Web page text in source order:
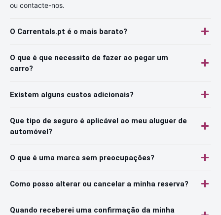
ou contacte-nos.
O Carrentals.pt é o mais barato?
O que é que necessito de fazer ao pegar um
carro?
Existem alguns custos adicionais?
Que tipo de seguro é aplicável ao meu aluguer de
automóvel?
O que é uma marca sem preocupações?
Como posso alterar ou cancelar a minha reserva?
Quando receberei uma confirmação da minha